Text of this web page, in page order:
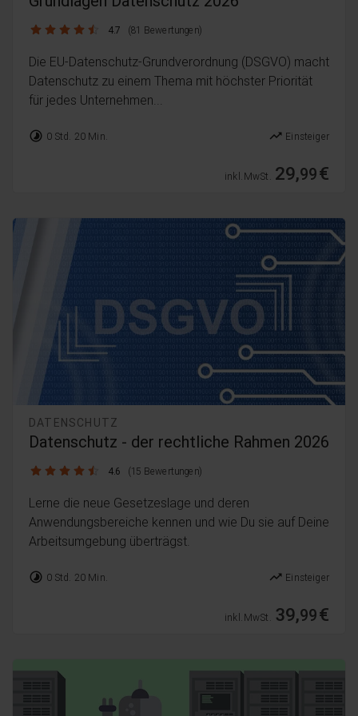
4.7 / 5 4.7 (81 Bewertungen)
Die EU-Datenschutz-Grundverordnung (DSGVO) macht
Datenschutz zu einem Thema mit höchster Priorität
für jedes Unternehmen...
timelapse 0 Std. 20 Min. trending_up Einsteiger
inkl. MwSt. 29,99€
DATENSCHUTZ
Datenschutz - der rechtliche Rahmen 2026
4.6 / 5 4.6 (15 Bewertungen)
Lerne die neue Gesetzeslage und deren
Anwendungsbereiche kennen und wie Du sie auf Deine
Arbeitsumgebung überträgst.
timelapse 0 Std. 20 Min. trending_up Einsteiger
inkl. MwSt. 39,99€